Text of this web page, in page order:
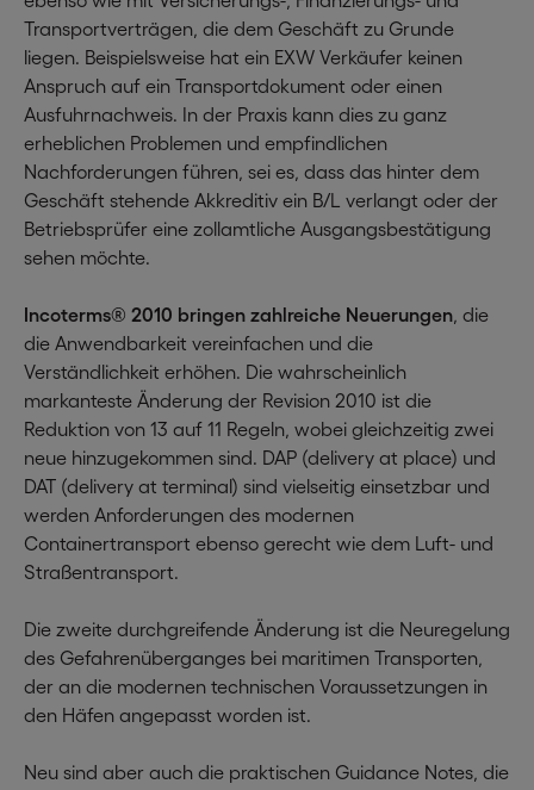
Transportverträgen, die dem Geschäft zu Grunde
liegen. Beispielsweise hat ein EXW Verkäufer keinen
Anspruch auf ein Transportdokument oder einen
Ausfuhrnachweis. In der Praxis kann dies zu ganz
erheblichen Problemen und empfindlichen
Nachforderungen führen, sei es, dass das hinter dem
Geschäft stehende Akkreditiv ein B/L verlangt oder der
Betriebsprüfer eine zollamtliche Ausgangsbestätigung
sehen möchte.
Incoterms® 2010 bringen zahlreiche Neuerungen , die
die Anwendbarkeit vereinfachen und die
Verständlichkeit erhöhen. Die wahrscheinlich
markanteste Änderung der Revision 2010 ist die
Reduktion von 13 auf 11 Regeln, wobei gleichzeitig zwei
neue hinzugekommen sind. DAP (delivery at place) und
DAT (delivery at terminal) sind vielseitig einsetzbar und
werden Anforderungen des modernen
Containertransport ebenso gerecht wie dem Luft- und
Straßentransport.
Die zweite durchgreifende Änderung ist die Neuregelung
des Gefahrenüberganges bei maritimen Transporten,
der an die modernen technischen Voraussetzungen in
den Häfen angepasst worden ist.
Neu sind aber auch die praktischen Guidance Notes, die